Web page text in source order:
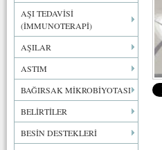
AŞI TEDAVİSİ
(İMMUNOTERAPİ)
AŞILAR
ASTIM
BAĞIRSAK MİKROBİYOTASI
BELİRTİLER
BESİN DESTEKLERİ